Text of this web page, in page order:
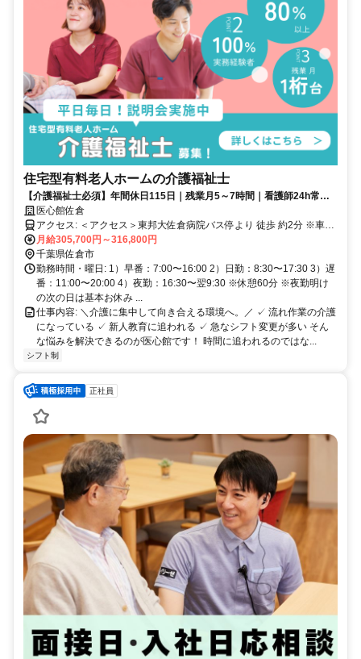
住宅型有料老人ホームの介護福祉士
【介護福祉士必須】年間休日115日｜残業月5～7時間｜看護師24h常駐
｜ホスピス最大手｜流れ作業ではない介護を✧
医心館佐倉
アクセス: ＜アクセス＞東邦大佐倉病院バス停より 徒歩 約2分 ※車通
勤可（無料駐車場あり）
月給305,700円～316,800円
千葉県佐倉市
勤務時間・曜日: 1）早番：7:00〜16:00 2）日勤：8:30〜17:30 3）遅
番：11:00〜20:00 4）夜勤：16:30〜翌9:30 ※休憩60分 ※夜勤明け
の次の日は基本お休み ...
仕事内容: ＼介護に集中して向き合える環境へ。／ ✓ 流れ作業の介護
になっている ✓ 新人教育に追われる ✓ 急なシフト変更が多い そん
な悩みを解決できるのが医心館です！ 時間に追われるのではな...
シフト制
正社員